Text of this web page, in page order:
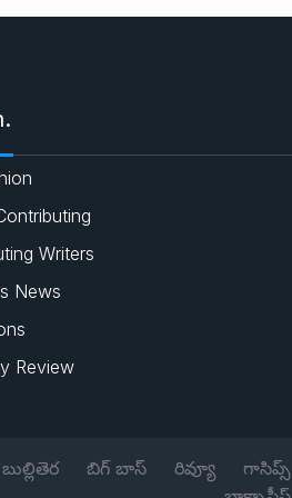
c
b
o
o
k
a
p
i
Writers
News
Review
బుల్లితెర బిగ్ బాస్ రివ్యూ
గాసిప్స్